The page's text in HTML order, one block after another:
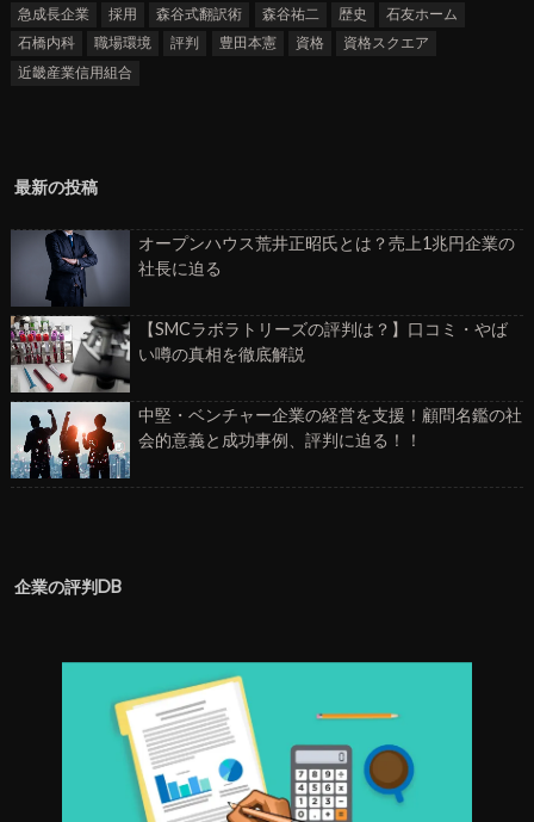
急成長企業
採用 森谷式翻訳術 森谷祐二 歴史
石友ホーム
石橋内科
職場環境 評判 豊田本憲 資格
資格スクエア
近畿産業信用組合
最新の投稿
オープンハウス荒井正昭氏とは？売上1兆円企業の
社長に迫る
【SMCラボラトリーズの評判は？】口コミ・やば
い噂の真相を徹底解説
中堅・ベンチャー企業の経営を支援！顧問名鑑の社
会的意義と成功事例、評判に迫る！！
企業の評判DB